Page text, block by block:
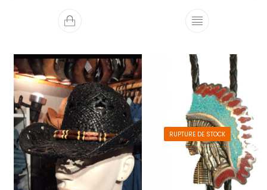
Ce produit a
RUPTURE DE STOCK